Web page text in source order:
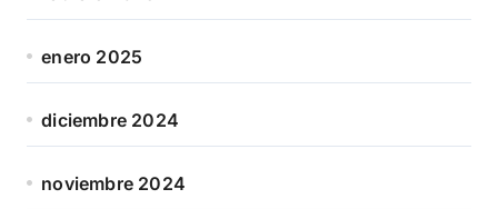
enero 2025
diciembre 2024
noviembre 2024